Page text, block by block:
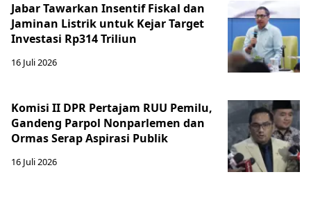
Jabar Tawarkan Insentif Fiskal dan
Jaminan Listrik untuk Kejar Target
Investasi Rp314 Triliun
16 Juli 2026
Komisi II DPR Pertajam RUU Pemilu,
Gandeng Parpol Nonparlemen dan
Ormas Serap Aspirasi Publik
16 Juli 2026